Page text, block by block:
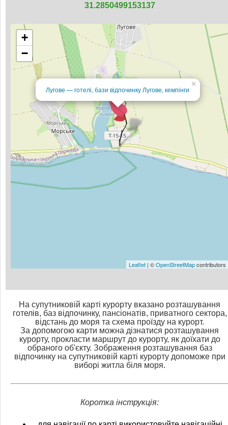
31.2850499153137
Лугове — готелі, бази відпочинку Лугове, кемпінги
×
+
−
Leaflet | ©OpenStreetMapcontributors
На супутниковій карті курорту вказано розташування
готелів, баз відпочинку, пансіонатів, приватного сектора,
відстань до моря та схема проїзду на курорт.
За допомогою карти можна дізнатися розташування
курорту, прокласти маршрут до курорту, як доїхати до
обраного об'єкту. Зображення розташування баз
відпочинку на супутниковій карті курорту допоможе при
виборі житла біля моря.
Коротка інструкція: